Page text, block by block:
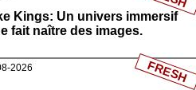
Kings: Un univers immersif
fait naître des images.
2026 FRESH